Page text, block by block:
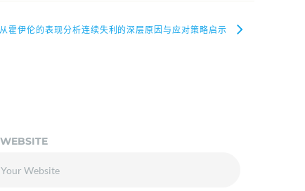
从霍伊伦的表现分析连续失利的深层原因与应对策略启示
WEBSITE